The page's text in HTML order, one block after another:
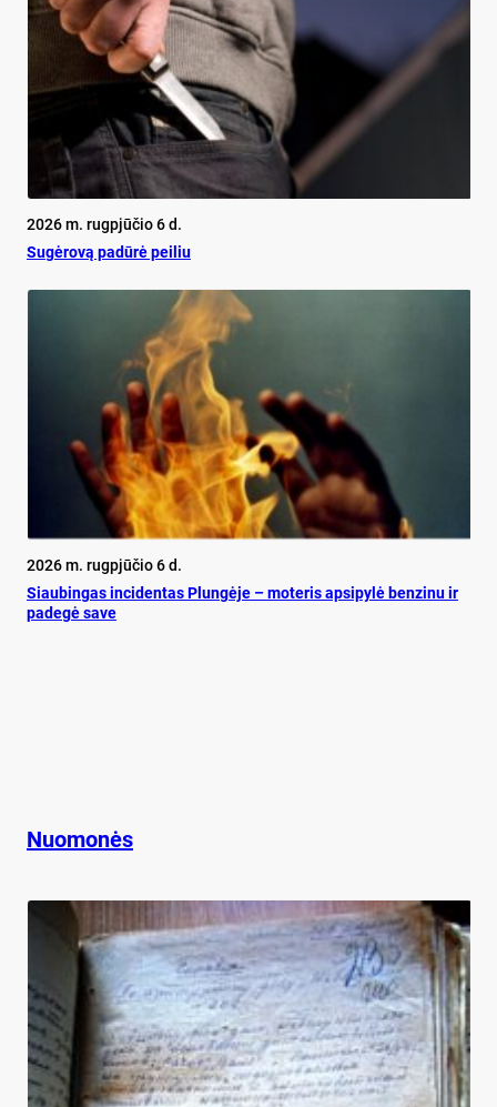
2026 m. rugpjūčio 6 d.
Su­gė­ro­vą pa­dū­rė pei­liu
2026 m. rugpjūčio 6 d.
Siau­bin­gas in­ci­den­tas Plun­gė­je – mo­te­ris ap­si­py­lė ben­zi­nu ir
pa­de­gė sa­ve
Nuomonės